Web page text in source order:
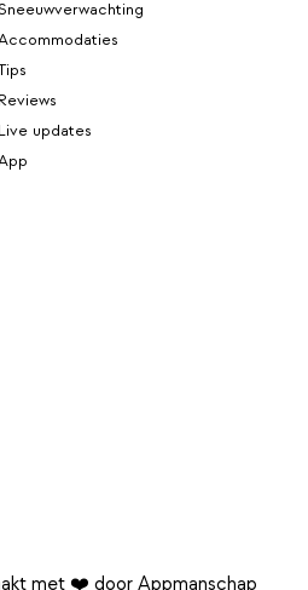
Reviews
Live updates
met ❤️ door Appmanschap